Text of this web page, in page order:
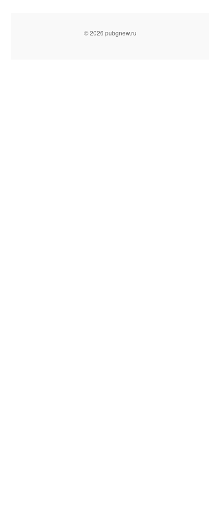
© 2026 pubgnew.ru